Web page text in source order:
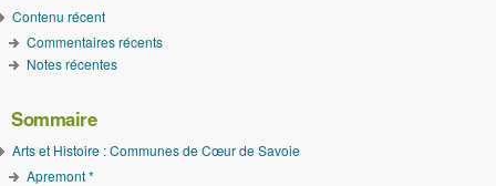
Contenu récent
Commentaires récents
Notes récentes
Sommaire
Arts et Histoire : Communes de Cœur de Savoie
Apremont *